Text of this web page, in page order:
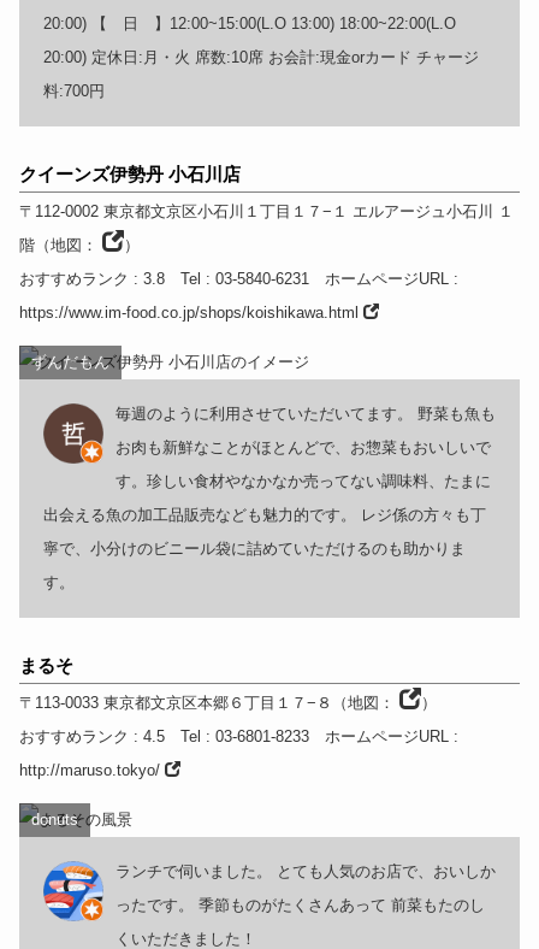
20:00) 【 日 】12:00~15:00(L.O 13:00) 18:00~22:00(L.O
20:00) 定休日:月・火 席数:10席 お会計:現金orカード チャージ
料:700円
クイーンズ伊勢丹 小石川店
〒112-0002 東京都文京区小石川１丁目１７−１ エルアージュ小石川 １
階（地図：
）
おすすめランク : 3.8 Tel : 03-5840-6231 ホームページURL:
https://www.im-food.co.jp/shops/koishikawa.html
ずんだもん
毎週のように利用させていただいてます。 野菜も魚も
お肉も新鮮なことがほとんどで、お惣菜もおいしいで
す。珍しい食材やなかなか売ってない調味料、たまに
出会える魚の加工品販売なども魅力的です。 レジ係の方々も丁
寧で、小分けのビニール袋に詰めていただけるのも助かりま
す。
まるそ
〒113-0033 東京都文京区本郷６丁目１７−８ （地図：
）
おすすめランク : 4.5 Tel : 03-6801-8233 ホームページURL:
http://maruso.tokyo/
donuts
ランチで伺いました。 とても人気のお店で、おいしか
ったです。 季節ものがたくさんあって 前菜もたのし
くいただきました！